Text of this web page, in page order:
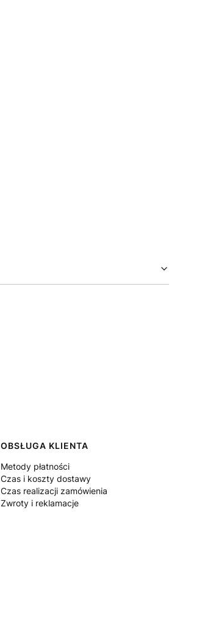
OBSŁUGA KLIENTA
Metody płatności
Czas i koszty dostawy
Czas realizacji zamówienia
Zwroty i reklamacje